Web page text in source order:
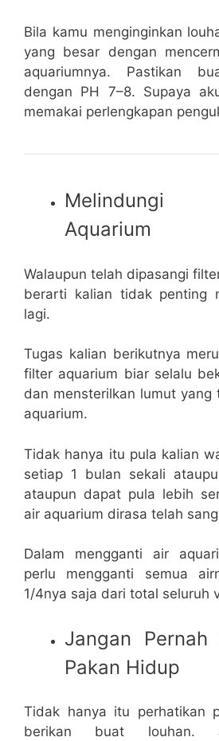
Bila kamu menginginkan
yang besar dengan
aquariumnya. Pastikan
dengan PH 7–8. Supaya
memakai perlengkapan
Melindungi
Aquarium
Walaupun telah dipasangi
berarti kalian tidak penting
lagi.
Tugas kalian berikutnya
filter aquarium biar selalu
dan mensterilkan lumut
aquarium.
Tidak hanya itu pula kalian
setiap 1 bulan sekali
ataupun dapat pula lebih
air aquarium dirasa telah
Dalam mengganti air
perlu mengganti semua
1/4nya saja dari total seluruh
Jangan Pernah
Pakan Hidup
Tidak hanya itu perhatikan
berikan buat louhan.